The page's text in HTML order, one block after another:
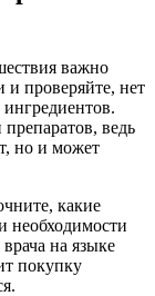
важно
и проверяйте, нет
ведь
но и может
какие
необходимости
на языке
покупку